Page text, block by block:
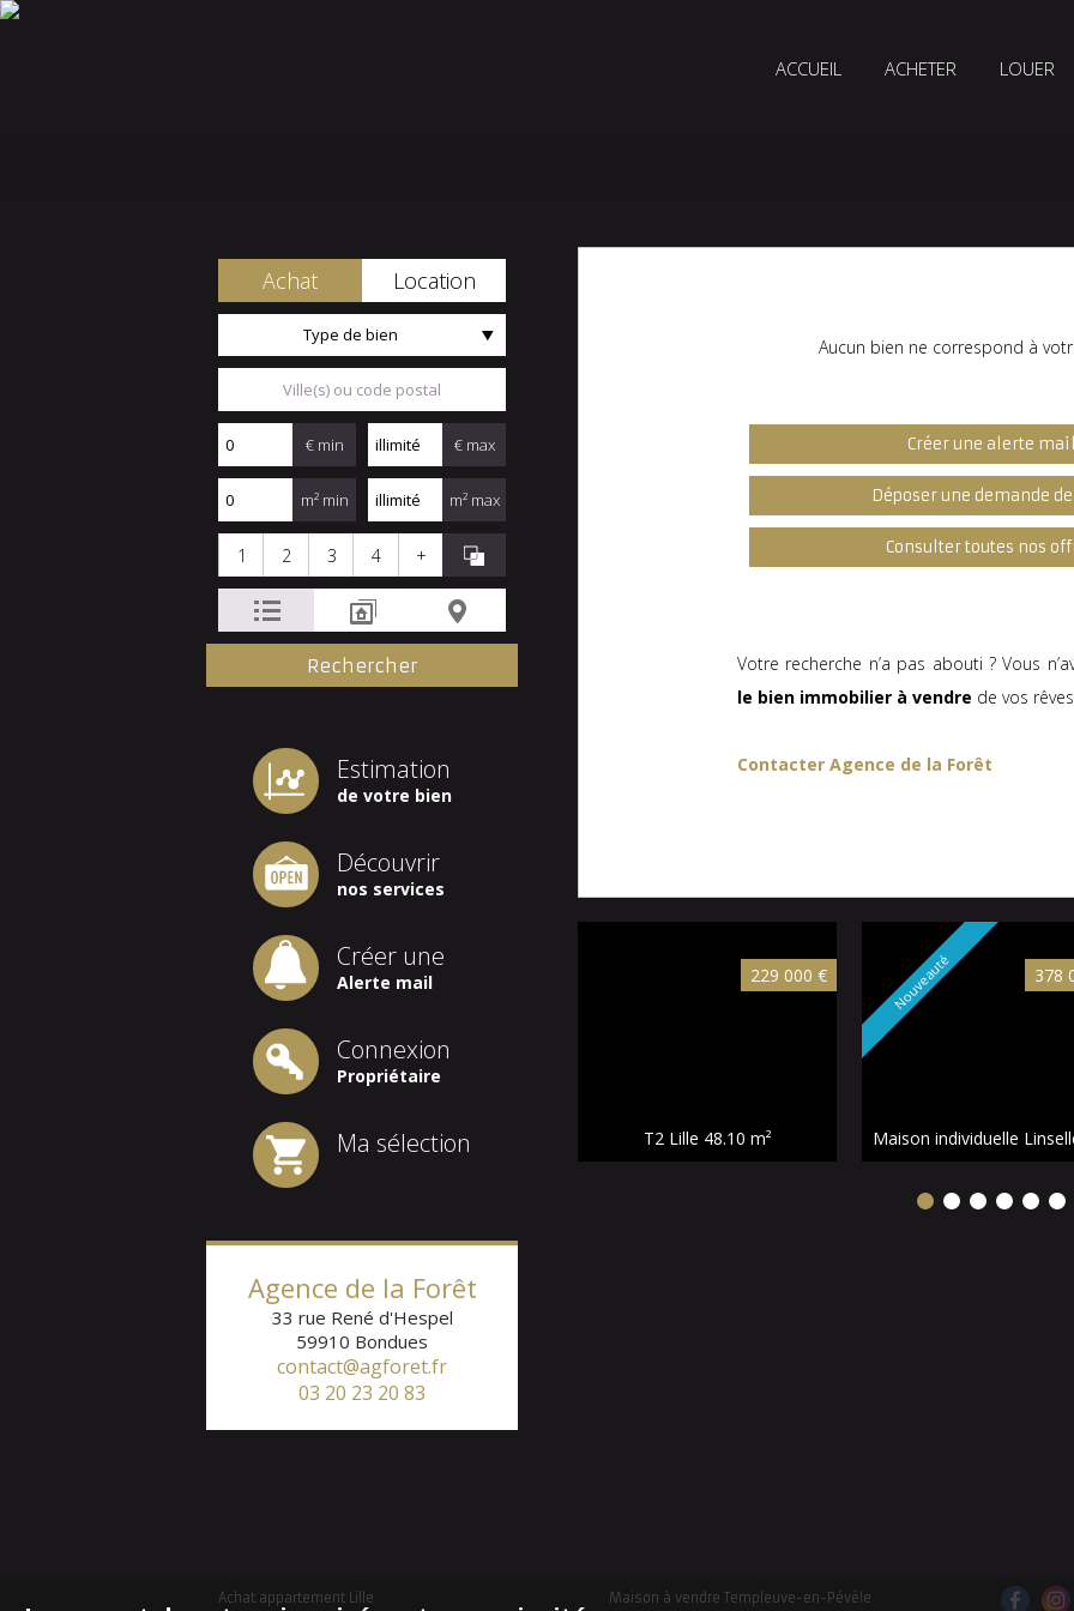
ACCUEIL ACHETER LOUER
Achat Location
Type de bien
€ min € max
m² min m² max
1 2 3 4 +
Estimation
de votre bien
Découvrir
nos services
Créer une
Alerte mail
Connexion
Propriétaire
Ma sélection
Agence de la Forêt
33 rue René d'Hespel
59910 Bondues
contact@agforet.fr
03 20 23 20 83
Aucun bien ne correspond à
Créer une alerte mail
Déposer une demande
Consulter toutes nos
Votre recherche n’a pas abouti ? Vous
le bien immobilier à vendre de vos
Contacter Agence de la Forêt
229 000 €
T2 Lille 48.10 m²
Nouveauté 378
Achat appartement Lille Maison à vendre Templeuve-en-Pévèle